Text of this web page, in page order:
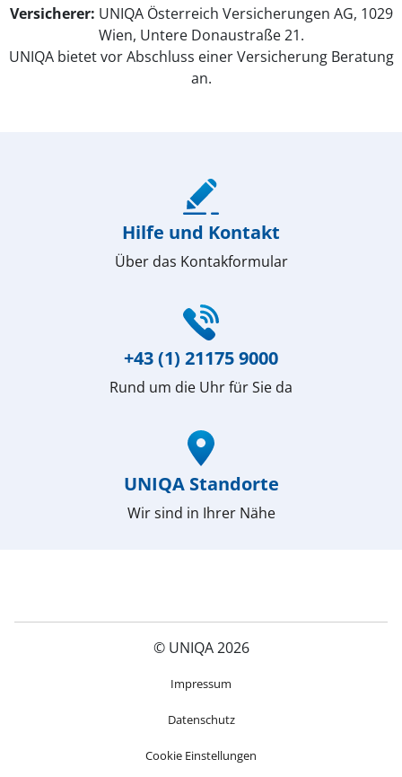
Versicherer: UNIQA Österreich Versicherungen AG, 1029
Wien, Untere Donaustraße 21.
UNIQA bietet vor Abschluss einer Versicherung Beratung
an.
Hilfe und Kontakt
Über das Kontakformular
+43 (1) 21175 9000
Rund um die Uhr für Sie da
UNIQA Standorte
Wir sind in Ihrer Nähe
© UNIQA 2026
Impressum
Datenschutz
Cookie Einstellungen